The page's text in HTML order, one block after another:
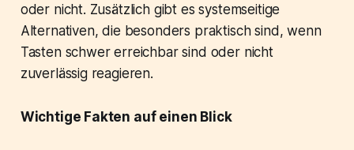
oder nicht. Zusätzlich gibt es systemseitige
Alternativen, die besonders praktisch sind, wenn
Tasten schwer erreichbar sind oder nicht
zuverlässig reagieren.
Wichtige Fakten auf einen Blick